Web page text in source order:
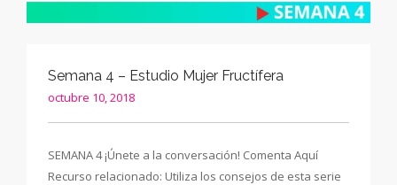
Semana 4 – Estudio Mujer Fructífera
octubre 10, 2018
SEMANA 4 ¡Únete a la conversación! Comenta Aquí
Recurso relacionado: Utiliza los consejos de esta serie